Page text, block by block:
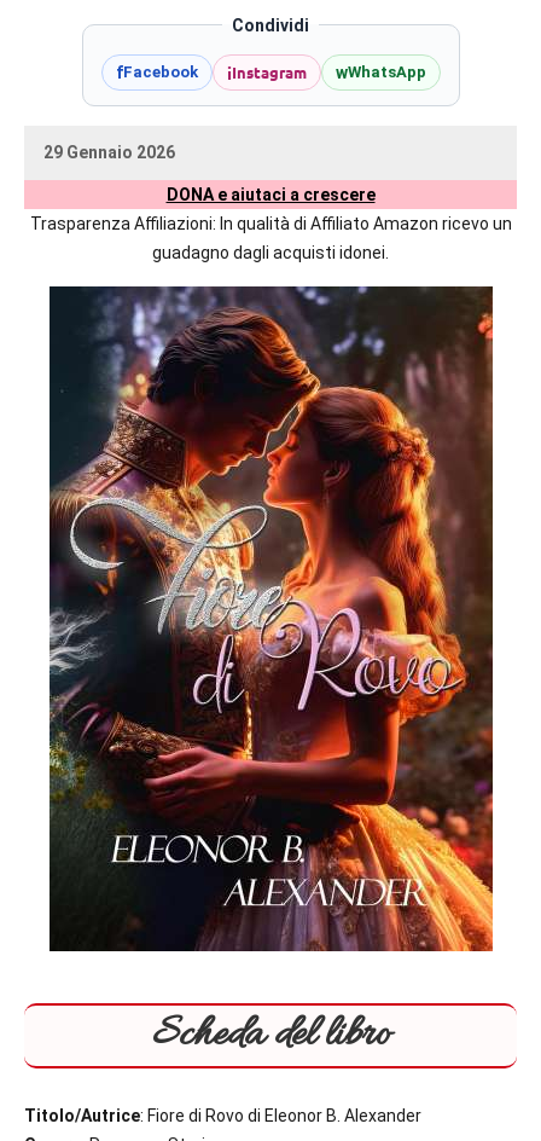
delle
autrici
Condividi
fFacebook iInstagram wWhatsApp
29 Gennaio 2026
DONA e aiutaci a crescere
Trasparenza Affiliazioni: In qualità di Affiliato Amazon ricevo un
guadagno dagli acquisti idonei.
Scheda del libro
Titolo/Autrice: Fiore di Rovo di Eleonor B. Alexander